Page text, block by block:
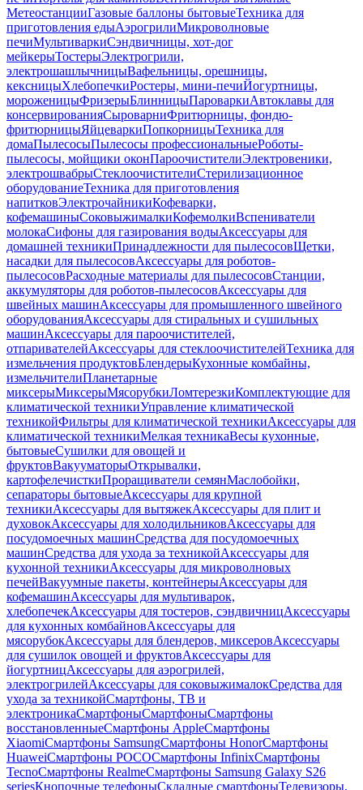
МетеостанцииГазовые баллоны бытовыеТехника для
приготовления едыАэрогрилиМикроволновые
печиМультиваркиСэндвичницы, хот-дог
мейкерыТостерыЭлектрогрили,
электрошашлычницыВафельницы, орешницы,
кексницыХлебопечкиРостеры, мини-печиЙогуртницы,
мороженицыФризерыБлинницыПароваркиАвтоклавы для
консервированияСыроварниФритюрницы, фондю-
фритюрницыЯйцеваркиПопкорницыТехника для
домаПылесосыПылесосы профессиональныеРоботы-
пылесосы, мойщики оконПароочистителиЭлектровеники,
электрошвабрыСтеклоочистителиСтерилизационное
оборудованиеТехника для приготовления
напитковЭлектрочайникиКофеварки,
кофемашиныСоковыжималкиКофемолкиВспениватели
молокаСифоны для газирования водыАксессуары для
домашней техникиПринадлежности для пылесосовЩетки,
насадки для пылесосовАксессуары для роботов-
пылесосовРасходные материалы для пылесосовСтанции,
аккумуляторы для роботов-пылесосовАксессуары для
швейных машинАксессуары для промышленного швейного
оборудованияАксессуары для стиральных и сушильных
машинАксессуары для пароочистителей,
отпаривателейАксессуары для стеклоочистителейТехника для
измельчения продуктовБлендерыКухонные комбайны,
измельчителиПланетарные
миксерыМиксерыМясорубкиЛомтерезкиКомплектующие для
климатической техникиУправление климатической
техникойФильтры для климатической техникиАксессуары для
климатической техникиМелкая техникаВесы кухонные,
бытовыеСушилки для овощей и
фруктовВакууматорыОткрывалки,
картофелечисткиПроращиватели семянМаслобойки,
сепараторы бытовыеАксессуары для крупной
техникиАксессуары для вытяжекАксессуары для плит и
духовокАксессуары для холодильниковАксессуары для
посудомоечных машинСредства для посудомоечных
машинСредства для ухода за техникойАксессуары для
кухонной техникиАксессуары для микроволновых
печейВакуумные пакеты, контейнерыАксессуары для
кофемашинАксессуары для мультиварок,
хлебопечекАксессуары для тостеров, сэндвичницАксессуары
для кухонных комбайновАксессуары для
мясорубокАксессуары для блендеров, миксеровАксессуары
для сушилок овощей и фруктовАксессуары для
йогуртницАксессуары для аэрогрилей,
электрогрилейАксессуары для соковыжималокСредства для
ухода за техникойСмартфоны, ТВ и
электроникаСмартфоныСмартфоныСмартфоны
восстановленныеСмартфоны AppleСмартфоны
XiaomiСмартфоны SamsungСмартфоны HonorСмартфоны
HuaweiСмартфоны POCOСмартфоны InfinixСмартфоны
TecnoСмартфоны RealmeСмартфоны Samsung Galaxy S26
seriesКнопочные телефоныСкладные смартфоныТелевизоры,